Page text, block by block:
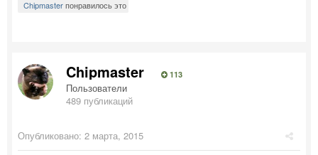
Chipmasterпонравилось это
Chipmaster 113
Пользователи
489 публикаций
Опубликовано: 2 марта, 2015